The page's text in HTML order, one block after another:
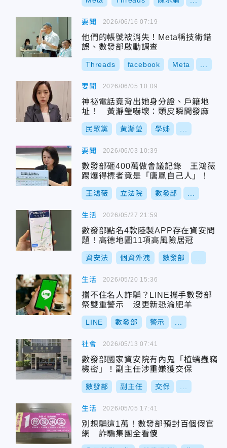
要聞
他們的帳號被消失！Meta稱技術錯
誤、數發部啟動調查
Threads facebook Meta
2026/06/16 07:19
要聞
神祕電話竟背出她身分證、戶籍地
址！ 黃瀞瑩嚇壞：頭皮瞬間發麻
民眾黨 黃瀞瑩 學姊
2026/06/05 10:09
要聞
數發部砸400萬做會議記錄 王鴻薇
踢爆得標者竟是「唐鳳自己人」！
王鴻薇 立法院 數發部
2026/06/03 10:39
生活
數發部點名4款陸製APP存在資安問
題！高德地圖11項高風險居冠
資安法 個資外洩 數發部
2026/05/27 21:59
生活
擋不住名人詐騙？LINE攜手數發部
祭雙重警示 沒更新恐淪肥羊
LINE 數發部 警示
2026/05/20 15:36
社會
數發部國家資安院有內鬼「植蠕蟲竊
機密」！副主任涉重嫌獲交保
數發部 副主任 交保
2026/05/13 07:41
生活
別想騙這1萬！數發部預封百個假官
網 詐騙集團全看傻
2026/05/05 17:41